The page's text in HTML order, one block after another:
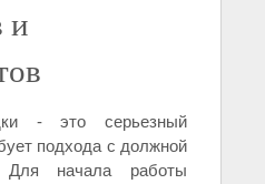
и
- это серьезный
подхода с должной
Для начала работы